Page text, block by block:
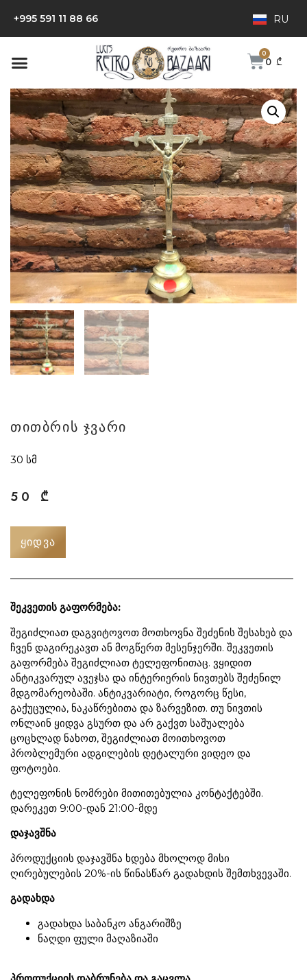
+995 591 11 88 66 RU
0 ₾
თითბრის ჯვარი
30 სმ
50 ₾
ᲧᲘᲓᲕᲐ
შეკვეთის გაფორმება:
შეგიძლიათ დაგვიტოვოთ მოთხოვნა შეძენის შესახებ და
ჩვენ დაგირეკავთ ან მოგწერთ მესენჯერში. შეკვეთის
გაფორმება შეგიძლიათ ტელეფონითაც. ვყიდით
ანტიკვარულ ავეჯსა და ინტერიერის ნივთებს შეძენილ
მდგომარეობაში. ანტიკვარიატი, როგორც წესი,
გაქუცულია, ნაკაწრებითა და ზარვეზით. თუ ნივთის
ონლაინ ყიდვა გსურთ და არ გაქვთ საშუალება
ცოცხლად ნახოთ, შეგიძლიათ მოითხოვოთ
პრობლემური ადგილების დეტალური ვიდეო და
ფოტოები.
ტელეფონის ნომრები მითითებულია კონტაქტებში.
დარეკეთ 9:00-დან 21:00-მდე
დაჯავშნა
პროდუქციის დაჯავშნა ხდება მხოლოდ მისი
ღირებულების 20%-ის წინასწარ გადახდის შემთხვევაში.
გადახდა
გადახდა საბანკო ანგარიშზე
ნაღდი ფული მაღაზიაში